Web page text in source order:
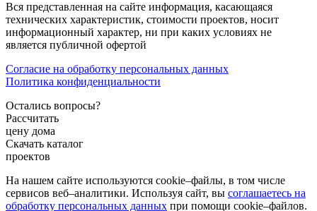
Вся представленная на сайте информация, касающаяся
технических характеристик, стоимости проектов, носит
информационный характер, ни при каких условиях не
является публичной офертой
Согласие на обработку персональных данных
Политика конфиденциальности
Остались вопросы?
Рассчитать
цену дома
Скачать каталог
проектов
На нашем сайте используются cookie–файлы, в том числе
сервисов веб–аналитики. Используя сайт, вы соглашаетесь на
обработку персональных данных при помощи cookie–файлов.